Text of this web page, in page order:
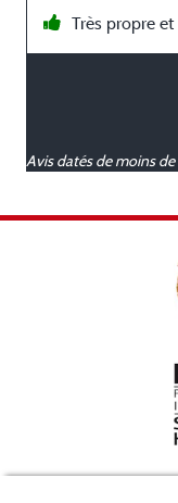
Très propre
Avis datés de moins